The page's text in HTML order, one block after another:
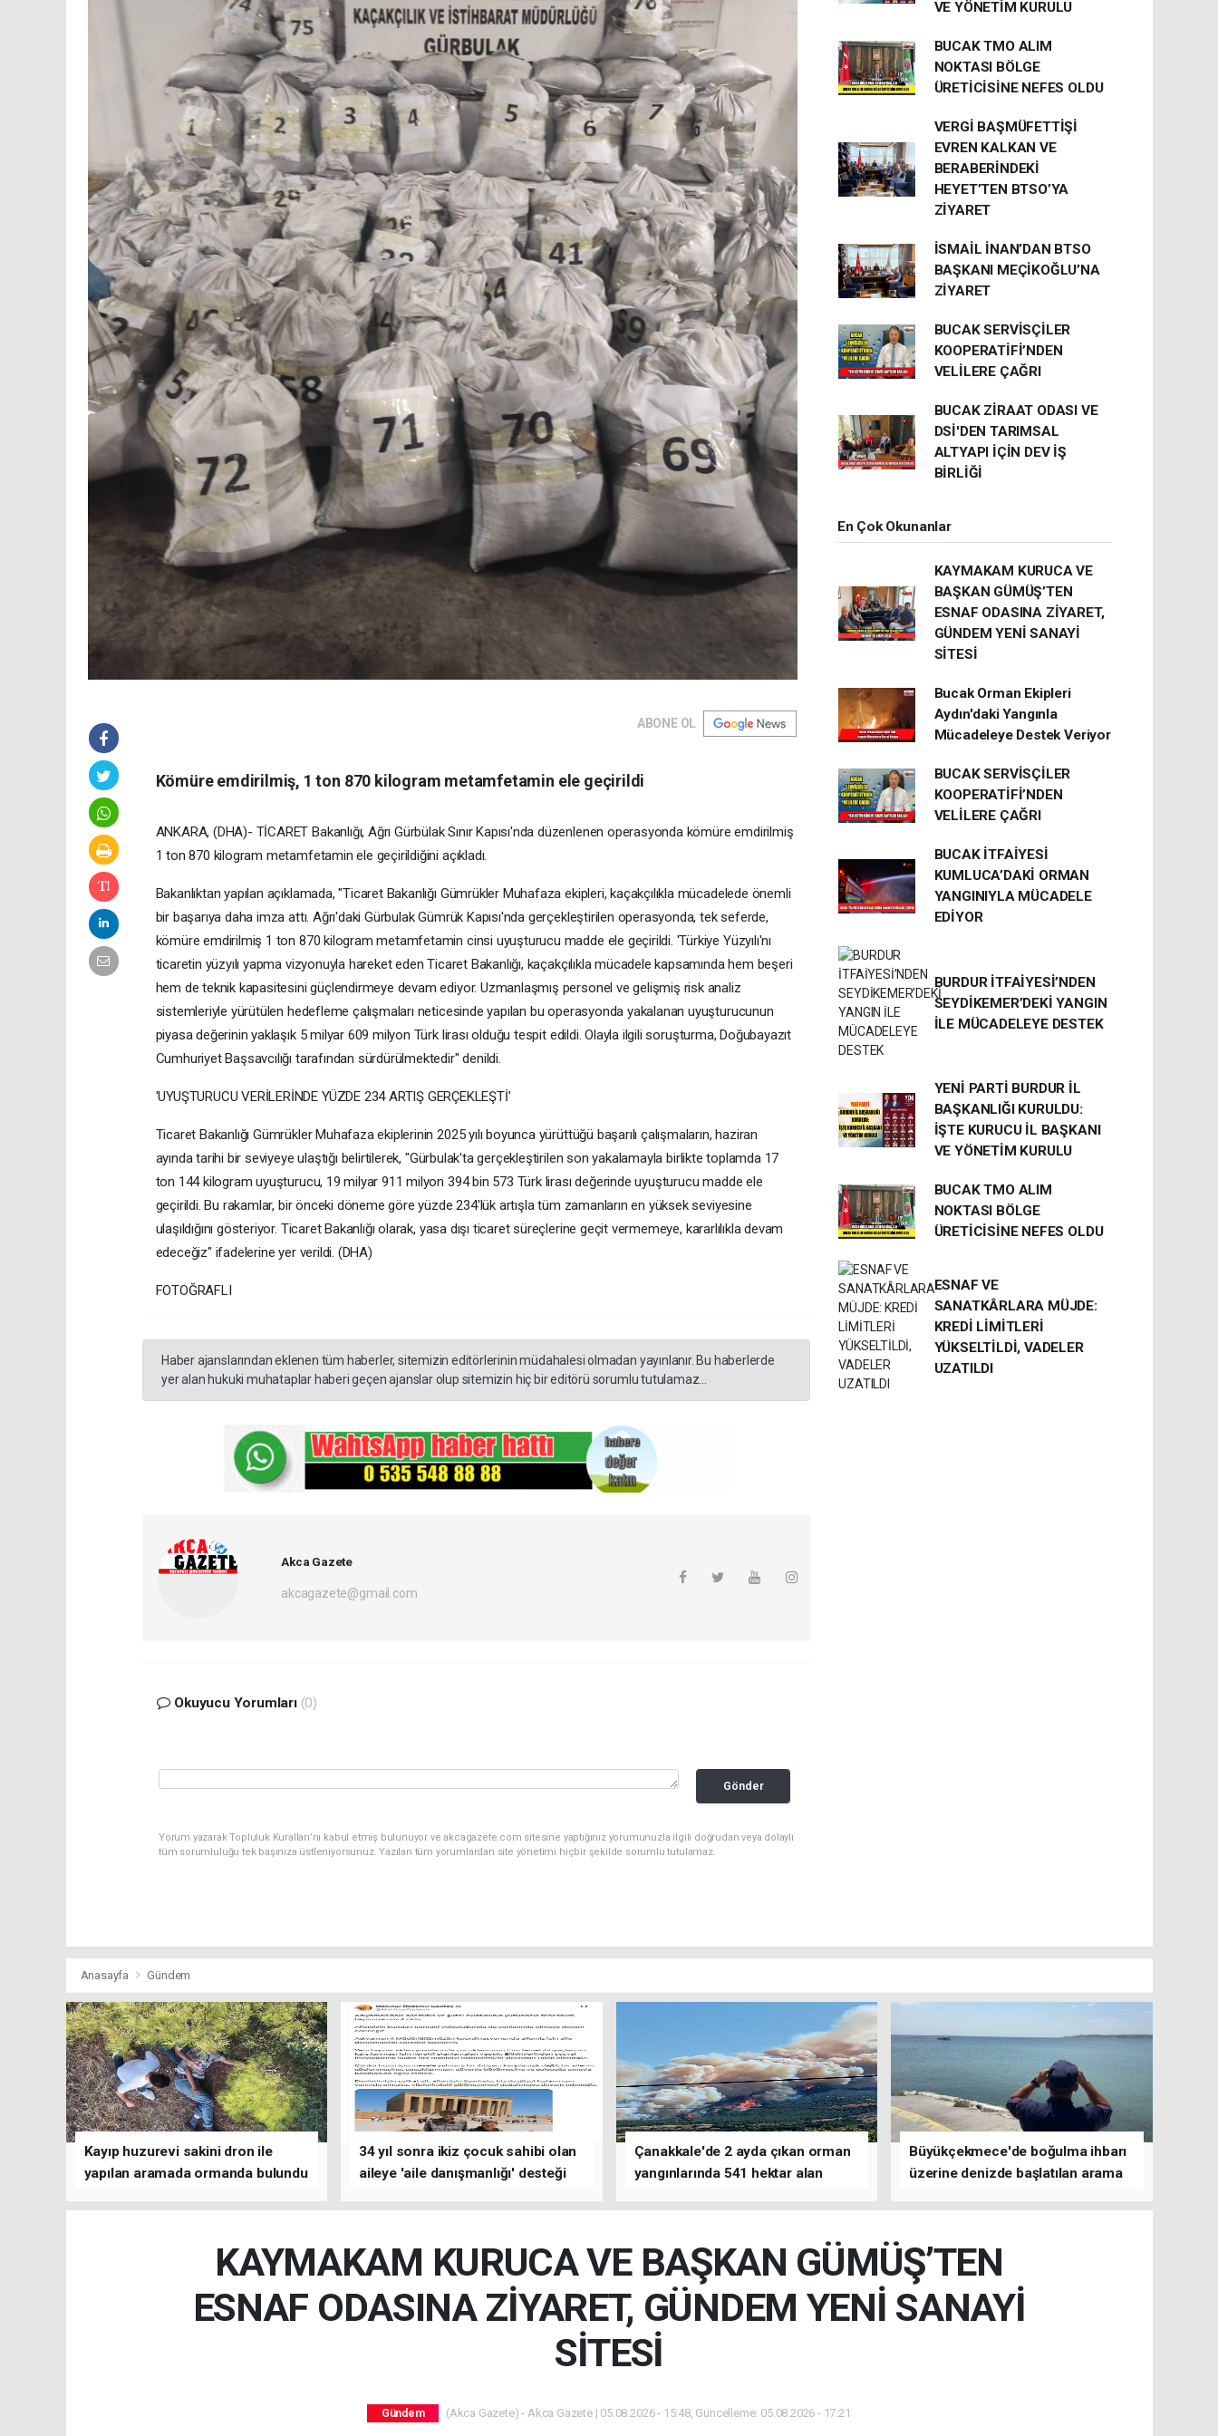
ABONE OL
Kömüre emdirilmiş, 1 ton 870 kilogram metamfetamin ele geçirildi
ANKARA, (DHA)- TİCARET Bakanlığı, Ağrı Gürbülak Sınır Kapısı'nda düzenlenen operasyonda kömüre emdirilmiş
1 ton 870 kilogram metamfetamin ele geçirildiğini açıkladı.
Bakanlıktan yapılan açıklamada, "Ticaret Bakanlığı Gümrükler Muhafaza ekipleri, kaçakçılıkla mücadelede önemli
bir başarıya daha imza attı. Ağrı'daki Gürbulak Gümrük Kapısı'nda gerçekleştirilen operasyonda, tek seferde,
kömüre emdirilmiş 1 ton 870 kilogram metamfetamin cinsi uyuşturucu madde ele geçirildi. 'Türkiye Yüzyılı'nı
ticaretin yüzyılı yapma vizyonuyla hareket eden Ticaret Bakanlığı, kaçakçılıkla mücadele kapsamında hem beşeri
hem de teknik kapasitesini güçlendirmeye devam ediyor. Uzmanlaşmış personel ve gelişmiş risk analiz
sistemleriyle yürütülen hedefleme çalışmaları neticesinde yapılan bu operasyonda yakalanan uyuşturucunun
piyasa değerinin yaklaşık 5 milyar 609 milyon Türk lirası olduğu tespit edildi. Olayla ilgili soruşturma, Doğubayazıt
Cumhuriyet Başsavcılığı tarafından sürdürülmektedir" denildi.
'UYUŞTURUCU VERİLERİNDE YÜZDE 234 ARTIŞ GERÇEKLEŞTİ'
Ticaret Bakanlığı Gümrükler Muhafaza ekiplerinin 2025 yılı boyunca yürüttüğü başarılı çalışmaların, haziran
ayında tarihi bir seviyeye ulaştığı belirtilerek, "Gürbulak'ta gerçekleştirilen son yakalamayla birlikte toplamda 17
ton 144 kilogram uyuşturucu, 19 milyar 911 milyon 394 bin 573 Türk lirası değerinde uyuşturucu madde ele
geçirildi. Bu rakamlar, bir önceki döneme göre yüzde 234'lük artışla tüm zamanların en yüksek seviyesine
ulaşıldığını gösteriyor. Ticaret Bakanlığı olarak, yasa dışı ticaret süreçlerine geçit vermemeye, kararlılıkla devam
edeceğiz" ifadelerine yer verildi. (DHA)
FOTOĞRAFLI
Haber ajanslarından eklenen tüm haberler, sitemizin editörlerinin müdahalesi olmadan yayınlanır. Bu haberlerde
yer alan hukuki muhataplar haberi geçen ajanslar olup sitemizin hiç bir editörü sorumlu tutulamaz...
Akca Gazete
akcagazete@gmail.com
Okuyucu Yorumları (0)
Gönder
Yorum yazarak Topluluk Kuralları’nı kabul etmiş bulunuyor ve akcagazete.com sitesine yaptığınız yorumunuzla ilgili doğrudan veya dolaylı
tüm sorumluluğu tek başınıza üstleniyorsunuz. Yazılan tüm yorumlardan site yönetimi hiçbir şekilde sorumlu tutulamaz.
VE YÖNETİM KURULU
BUCAK TMO ALIM
NOKTASI BÖLGE
ÜRETİCİSİNE NEFES OLDU
VERGİ BAŞMÜFETTİŞİ
EVREN KALKAN VE
BERABERİNDEKİ
HEYET’TEN BTSO’YA
ZİYARET
İSMAİL İNAN’DAN BTSO
BAŞKANI MEÇİKOĞLU’NA
ZİYARET
BUCAK SERVİSÇİLER
KOOPERATİFİ’NDEN
VELİLERE ÇAĞRI
BUCAK ZİRAAT ODASI VE
DSİ'DEN TARIMSAL
ALTYAPI İÇİN DEV İŞ
BİRLİĞİ
En Çok Okunanlar
KAYMAKAM KURUCA VE
BAŞKAN GÜMÜŞ’TEN
ESNAF ODASINA ZİYARET,
GÜNDEM YENİ SANAYİ
SİTESİ
Bucak Orman Ekipleri
Aydın'daki Yangınla
Mücadeleye Destek Veriyor
BUCAK SERVİSÇİLER
KOOPERATİFİ’NDEN
VELİLERE ÇAĞRI
BUCAK İTFAİYESİ
KUMLUCA’DAKİ ORMAN
YANGINIYLA MÜCADELE
EDİYOR
BURDUR İTFAİYESİ’NDEN
SEYDİKEMER’DEKİ YANGIN
İLE MÜCADELEYE DESTEK
YENİ PARTİ BURDUR İL
BAŞKANLIĞI KURULDU:
İŞTE KURUCU İL BAŞKANI
VE YÖNETİM KURULU
BUCAK TMO ALIM
NOKTASI BÖLGE
ÜRETİCİSİNE NEFES OLDU
ESNAF VE
SANATKÂRLARA MÜJDE:
KREDİ LİMİTLERİ
YÜKSELTİLDİ, VADELER
UZATILDI
Anasayfa Gündem
Kayıp huzurevi sakini dron ile
yapılan aramada ormanda bulundu
34 yıl sonra ikiz çocuk sahibi olan
aileye 'aile danışmanlığı' desteği
Çanakkale'de 2 ayda çıkan orman
yangınlarında 541 hektar alan
Büyükçekmece'de boğulma ihbarı
üzerine denizde başlatılan arama
KAYMAKAM KURUCA VE BAŞKAN GÜMÜŞ’TEN
ESNAF ODASINA ZİYARET, GÜNDEM YENİ SANAYİ
SİTESİ
Gündem (Akca Gazete) - Akca Gazete | 05.08.2026 - 15:48, Güncelleme: 05.08.2026 - 17:21